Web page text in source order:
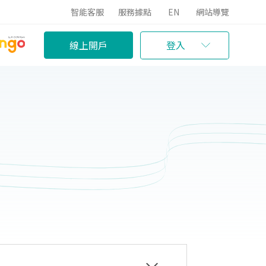
智能客服 服務據點 EN 網站導覽
線上開戶 登入